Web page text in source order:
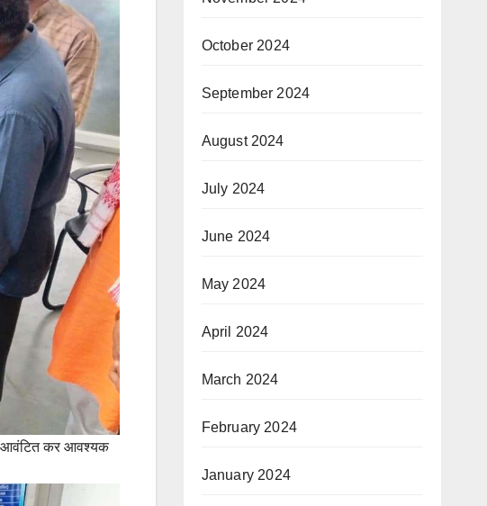
आवंटित कर आवश्यक
October 2024
September 2024
August 2024
July 2024
June 2024
May 2024
April 2024
March 2024
February 2024
January 2024